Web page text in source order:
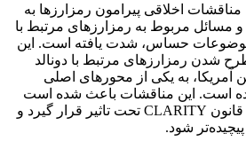
اخلاقی پیرامون رمزارزها به
و مسائل مربوط به رمزارزهای مرتبط با
حساس، شدت یافته است. این
شدن رمزارزهای مرتبط با دونالد
آمریکا، به یکی از محورهای اصلی
است. این مناقشات باعث شده است
که رای‌گیری نهایی درباره قانون CLARITY تحت تاثیر قرار گیرد و
شود.